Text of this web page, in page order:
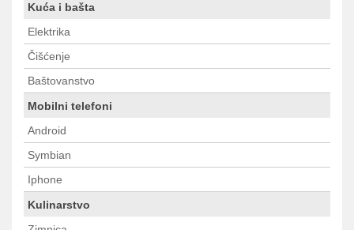
Kuća i bašta
Elektrika
Čišćenje
Baštovanstvo
Mobilni telefoni
Android
Symbian
Iphone
Kulinarstvo